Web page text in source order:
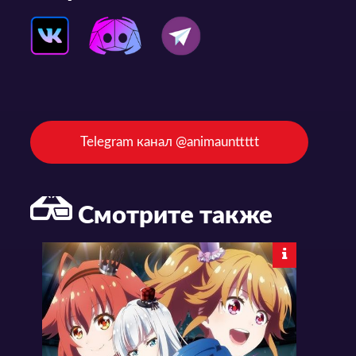
Telegram канал @animaunttttt
Смотрите также